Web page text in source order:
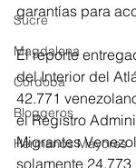
Sucre
Magdalena
Córdoba
Bloggeros
Hermanos Mayores
garantías para
El reporte
del Interior del
42.771
el Registro
Migrantes
solamente